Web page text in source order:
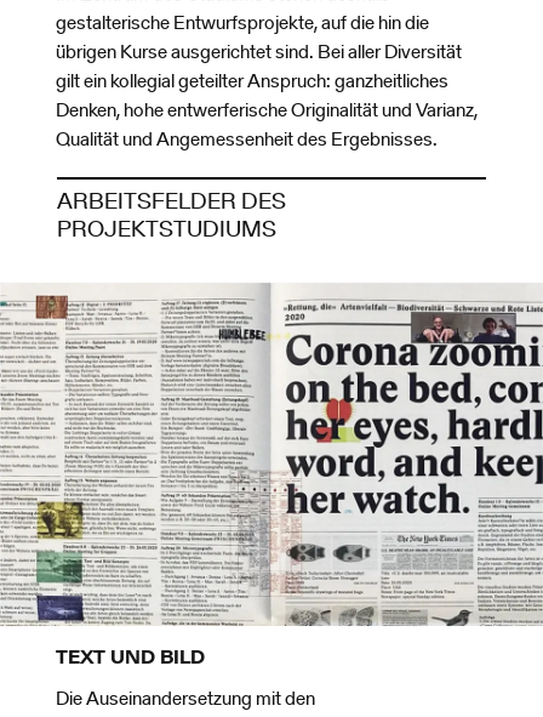
gestalterische Entwurfsprojekte, auf die hin die
übrigen Kurse ausgerichtet sind. Bei aller Diversität
gilt ein kollegial geteilter Anspruch: ganzheitliches
Denken, hohe entwerferische Originalität und Varianz,
Qualität und Angemessenheit des Ergebnisses.
ARBEITSFELDER DES
PROJEKTSTUDIUMS
TEXT UND BILD
Die Auseinandersetzung mit den